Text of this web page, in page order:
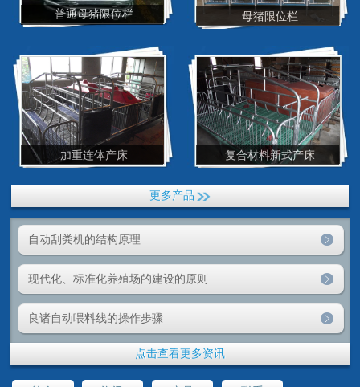
普通母猪限位栏 母猪限位栏
加重连体产床 复合材料新式产床
更多产品
自动刮粪机的结构原理
现代化、标准化养殖场的建设的原则
良诸自动喂料线的操作步骤
点击查看更多资讯